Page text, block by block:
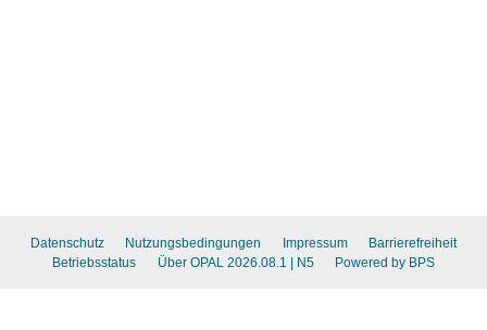
Datenschutz Nutzungsbedingungen Impressum
Barrierefreiheit
Betriebsstatus
Über OPAL 2026.08.1 | N5 Powered by BPS